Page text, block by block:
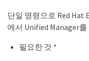
단일 명령으로 Red Hat
에서 Unified Manager
필요한 것 *